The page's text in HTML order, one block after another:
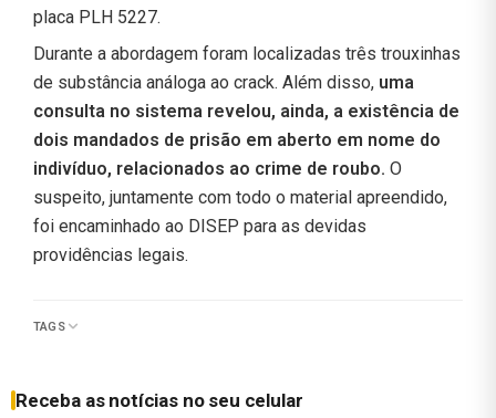
placa PLH 5227.
Durante a abordagem foram localizadas três trouxinhas
de substância análoga ao crack. Além disso, uma
consulta no sistema revelou, ainda, a existência de
dois mandados de prisão em aberto em nome do
indivíduo, relacionados ao crime de roubo. O
suspeito, juntamente com todo o material apreendido,
foi encaminhado ao DISEP para as devidas
providências legais.
TAGS
Receba as notícias no seu celular